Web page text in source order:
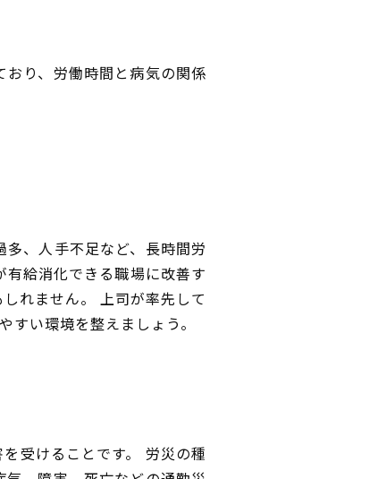
り、労働時間と病気の関係
、人手不足など、長時間労
給消化できる職場に改善す
れません。 上司が率先して
い環境を整えましょう。
受けることです。 労災の種